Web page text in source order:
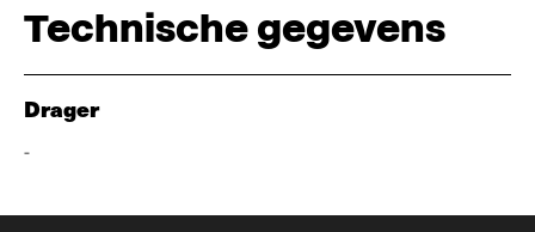
Technische gegevens
Drager
-